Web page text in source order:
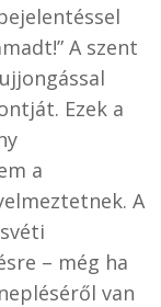
A szent
Ezek a
a
A
– még ha
van